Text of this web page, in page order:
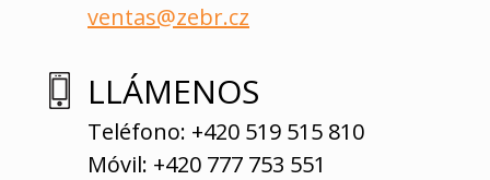
ventas@zebr.cz
LLÁMENOS
Teléfono: +420 519 515 810
Móvil: +420 777 753 551